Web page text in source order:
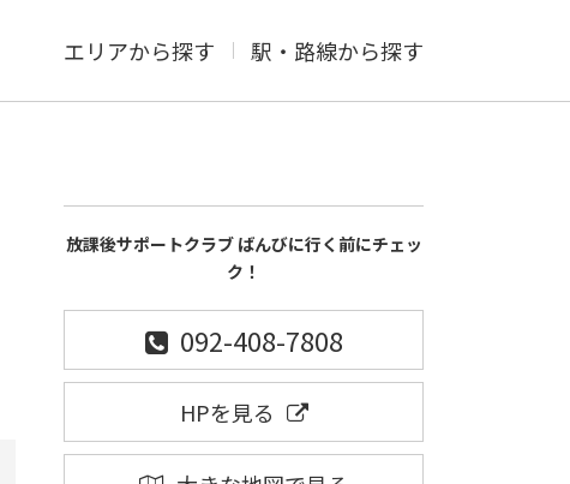
エリアから探す 駅・路線から探す
放課後サポートクラブ ばんびに行く前にチェッ
ク！
092-408-7808
HPを見る